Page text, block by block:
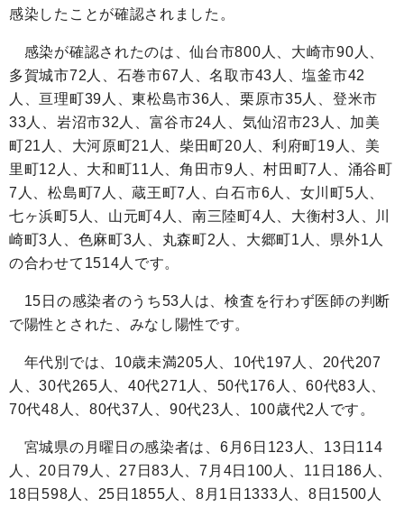
感染したことが確認されました。
感染が確認されたのは、仙台市800人、大崎市90人、
多賀城市72人、石巻市67人、名取市43人、塩釜市42
人、亘理町39人、東松島市36人、栗原市35人、登米市
33人、岩沼市32人、富谷市24人、気仙沼市23人、加美
町21人、大河原町21人、柴田町20人、利府町19人、美
里町12人、大和町11人、角田市9人、村田町7人、涌谷町
7人、松島町7人、蔵王町7人、白石市6人、女川町5人、
七ヶ浜町5人、山元町4人、南三陸町4人、大衡村3人、川
崎町3人、色麻町3人、丸森町2人、大郷町1人、県外1人
の合わせて1514人です。
15日の感染者のうち53人は、検査を行わず医師の判断
で陽性とされた、みなし陽性です。
年代別では、 10歳未満205人、 10代197人、 20代207
人、30代265人、40代271人、 50代176人、60代83人、
70代48人、 80代37人、 90代23人、 100歳代2人です。
宮城県の月曜日の感染者は、 6 月6日123人、13日114
人、20日79人、27日83人、7 月4日100人、11日186人、
18日598人、25日1855人、 8 月1日1333人、8日1500人